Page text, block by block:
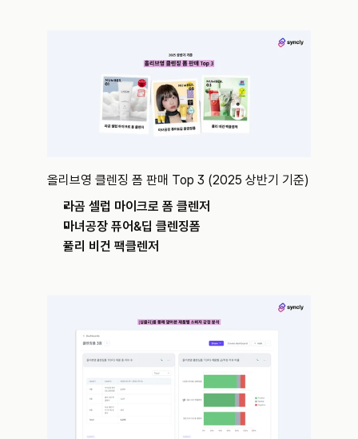
올리브영 클렌징 폼 판매 Top 3 (2025 상반기 기준)
라곰 셀럽 마이크로 폼 클렌저
마녀공장 퓨어&딥 클렌징폼
풀리 비건 팩클렌저